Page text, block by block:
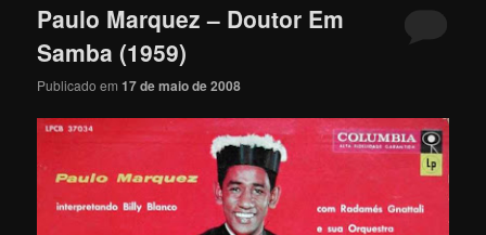
Paulo Marquez – Doutor Em
Samba (1959)
Publicado em17 de maio de 2008